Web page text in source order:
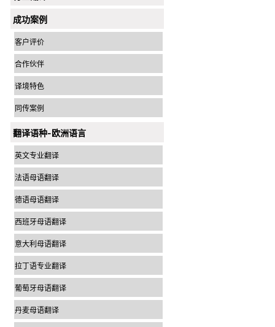
成功案例
客户评价
合作伙伴
译境特色
同传案例
翻译语种-欧洲语言
英文专业翻译
法语母语翻译
德语母语翻译
西班牙母语翻译
意大利母语翻译
拉丁语专业翻译
葡萄牙母语翻译
丹麦母语翻译